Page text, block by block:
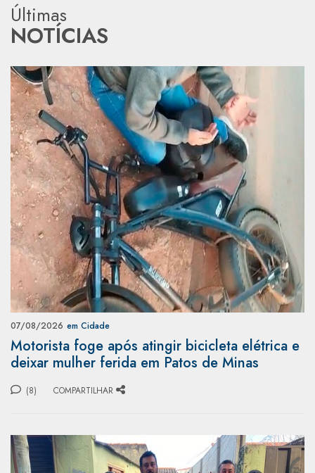
Últimas
NOTÍCIAS
07/08/2026 em Cidade
Motorista foge após atingir bicicleta elétrica e
deixar mulher ferida em Patos de Minas
(8) COMPARTILHAR